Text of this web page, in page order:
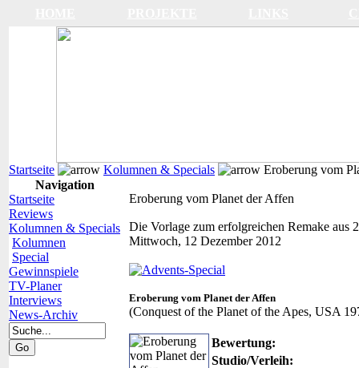
Startseite Kolumnen & Specials
Eroberung vom
Navigation
Startseite
Reviews
Kolumnen & Specials
Kolumnen
Special
Gewinnspiele
TV-Planer
Interviews
News-Archiv
Eroberung vom Planet der Affen
Die Vorlage zum erfolgreichen Remake aus
Mittwoch, 12 Dezember 2012
Eroberung vom Planet der Affen
(Conquest of the Planet of the Apes, USA
Bewertung:
Studio/Verleih: